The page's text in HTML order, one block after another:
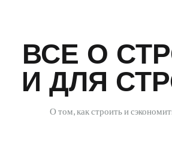
ВСЕ О
И ДЛЯ
О том, как строить и